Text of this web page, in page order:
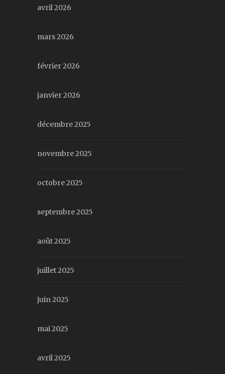
avril 2026
mars 2026
février 2026
janvier 2026
décembre 2025
novembre 2025
octobre 2025
septembre 2025
août 2025
juillet 2025
juin 2025
mai 2025
avril 2025